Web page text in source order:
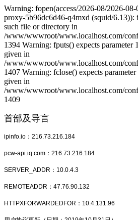
Warning: fopen(access/2026-08/2026-
proxy-5b96dc6d46-q4mxd (squid/6.13)):
such file or directory in
/www/wwwroot/www.localhost.com/
1394 Warning: fputs() expects parameter
given in
/www/wwwroot/www.localhost.com/
1407 Warning: fclose() expects
given in
/www/wwwroot/www.localhost.com/
1409
首部及导言
ipinfo.io：216.73.216.184
pcw-api.iq.com：216.73.216.184
SERVER_ADDR：10.0.4.3
REMOTEADDR：47.76.90.132
HTTPXFORWARDEDFOR：10.4.131.96